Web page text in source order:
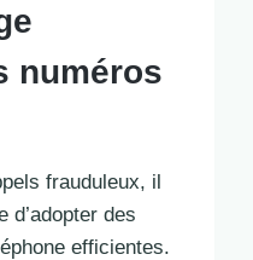
numéros
frauduleux, il
d’adopter des
efficientes.